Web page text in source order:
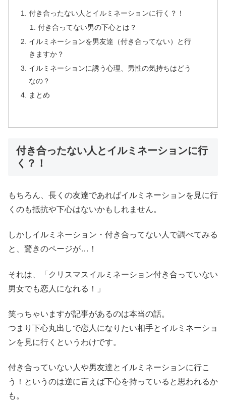
付き合ったない人とイルミネーションに行く？！
付き合ってない男の下心とは？
イルミネーションを男友達（付き合ってない）と行
きますか？
イルミネーションに誘う心理、男性の気持ちはどう
なの？
まとめ
付き合ったない人とイルミネーションに行
く？！
もちろん、長くの友達であればイルミネーションを見に行
くのも抵抗や下心はないかもしれません。
しかしイルミネーション・付き合ってない人で調べてみる
と、驚きのページが…！
それは、「クリスマスイルミネーション付き合っていない
男女でも恋人になれる！」
笑っちゃいますが記事があるのは本当の話。
つまり下心丸出しで恋人になりたい相手とイルミネーショ
ンを見に行くというわけです。
付き合っていない人や男友達とイルミネーションに行こ
う！というのは逆に言えば下心を持っていると思われるか
も。